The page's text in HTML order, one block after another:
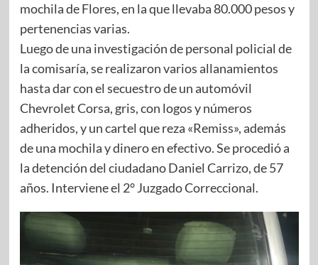
mochila de Flores, en la que llevaba 80.000 pesos y
pertenencias varias.
Luego de una investigación de personal policial de
la comisaría, se realizaron varios allanamientos
hasta dar con el secuestro de un automóvil
Chevrolet Corsa, gris, con logos y números
adheridos, y un cartel que reza «Remiss», además
de una mochila y dinero en efectivo. Se procedió a
la detención del ciudadano Daniel Carrizo, de 57
años. Interviene el 2° Juzgado Correccional.